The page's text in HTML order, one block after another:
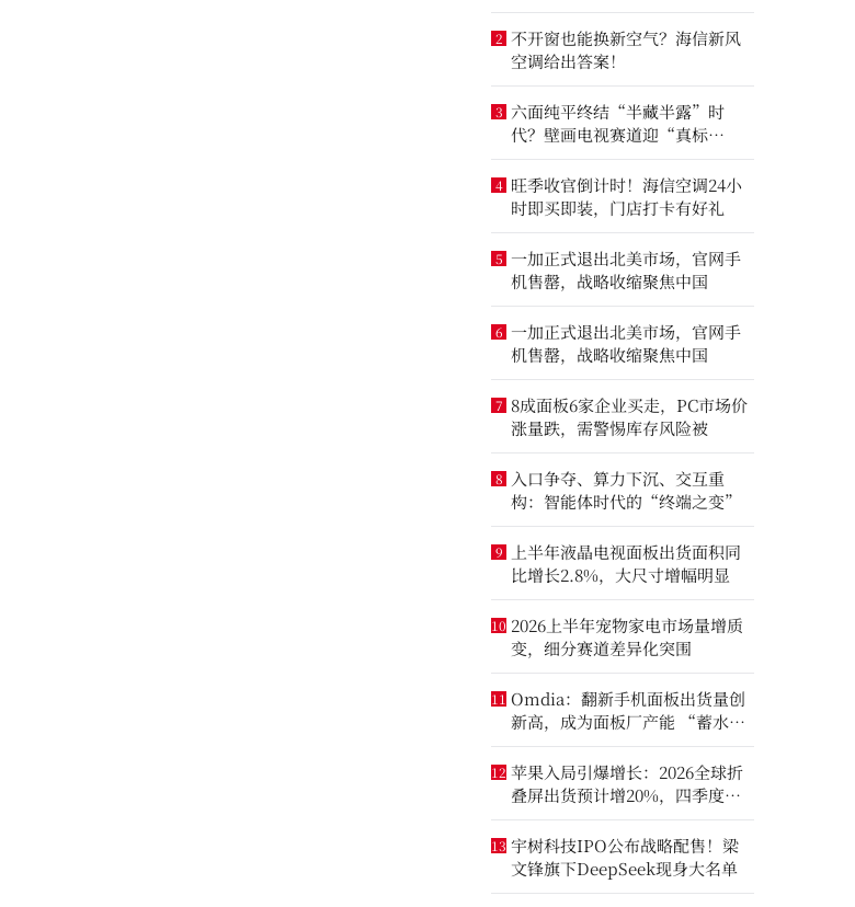
2 不开窗也能换新空气？海信新风
空调给出答案！
3 六面纯平终结“半藏半露”时
代？壁画电视赛道迎“真标
准”之争
4 旺季收官倒计时！海信空调24小
时即买即装，门店打卡有好礼
5 一加正式退出北美市场，官网手
机售罄，战略收缩聚焦中国
6 一加正式退出北美市场，官网手
机售罄，战略收缩聚焦中国
7 8成面板6家企业买走，PC市场价
涨量跌，需警惕库存风险被
8
入口争夺、算力下沉、交互重
构：智能体时代的“终端之变”
9
上半年液晶电视面板出货面积同
比增长2.8%，大尺寸增幅明显
10 2026上半年宠物家电市场量增质
变，细分赛道差异化突围
11 Omdia：翻新手机面板出货量创
新高，成为面板厂产能 “蓄水
池”
12 苹果入局引爆增长：2026全球折
叠屏出货预计增20%，四季度成
全年销量关键窗口
13 宇树科技IPO公布战略配售！梁
文锋旗下DeepSeek现身大名单